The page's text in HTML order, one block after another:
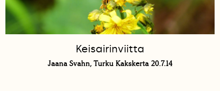
Keisairinviitta
Jaana Svahn, Turku Kakskerta 20.7.14